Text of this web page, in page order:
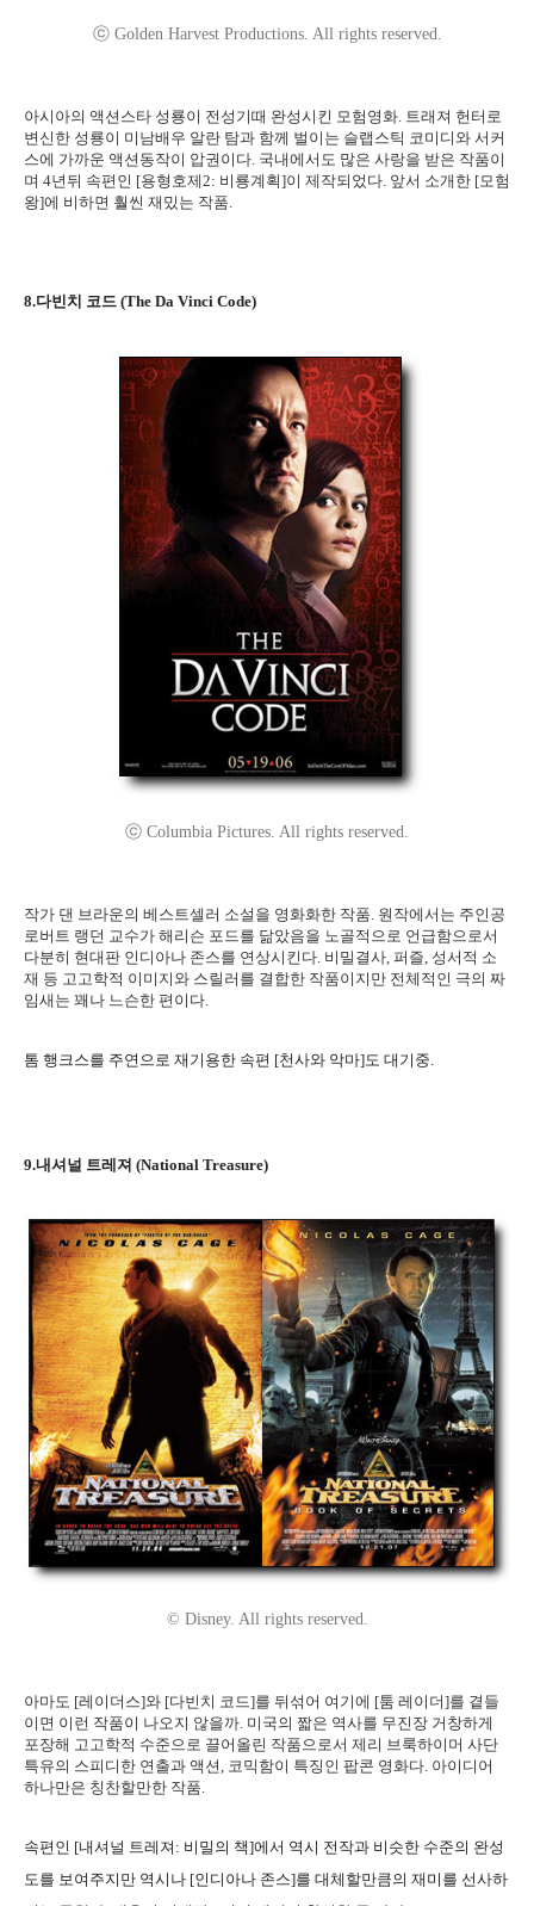
ⓒ Golden Harvest Productions. All rights reserved.
아시아의 액션스타 성룡이 전성기때 완성시킨 모험영화. 트래져 헌터로
변신한 성룡이 미남배우 알란 탐과 함께 벌이는 슬랩스틱 코미디와 서커
스에 가까운 액션동작이 압권이다. 국내에서도 많은 사랑을 받은 작품이
며 4년뒤 속편인 [용형호제2: 비룡계획]이 제작되었다. 앞서 소개한 [모험
왕]에 비하면 훨씬 재밌는 작품.
8.다빈치 코드 (The Da Vinci Code)
ⓒ Columbia Pictures. All rights reserved.
작가 댄 브라운의 베스트셀러 소설을 영화화한 작품. 원작에서는 주인공
로버트 랭던 교수가 해리슨 포드를 닮았음을 노골적으로 언급함으로서
다분히 현대판 인디아나 존스를 연상시킨다. 비밀결사, 퍼즐, 성서적 소
재 등 고고학적 이미지와 스릴러를 결합한 작품이지만 전체적인 극의 짜
임새는 꽤나 느슨한 편이다.
톰 행크스를 주연으로 재기용한 속편 [천사와 악마]도 대기중.
9.내셔널 트레져 (National Treasure)
© Disney. All rights reserved.
아마도 [레이더스]와 [다빈치 코드]를 뒤섞어 여기에 [툼 레이더]를 곁들
이면 이런 작품이 나오지 않을까. 미국의 짧은 역사를 무진장 거창하게
포장해 고고학적 수준으로 끌어올린 작품으로서 제리 브룩하이머 사단
특유의 스피디한 연출과 액션, 코믹함이 특징인 팝콘 영화다. 아이디어
하나만은 칭찬할만한 작품.
속편인 [내셔널 트레져: 비밀의 책]에서 역시 전작과 비슷한 수준의 완성
도를 보여주지만 역시나 [인디아나 존스]를 대체할만큼의 재미를 선사하